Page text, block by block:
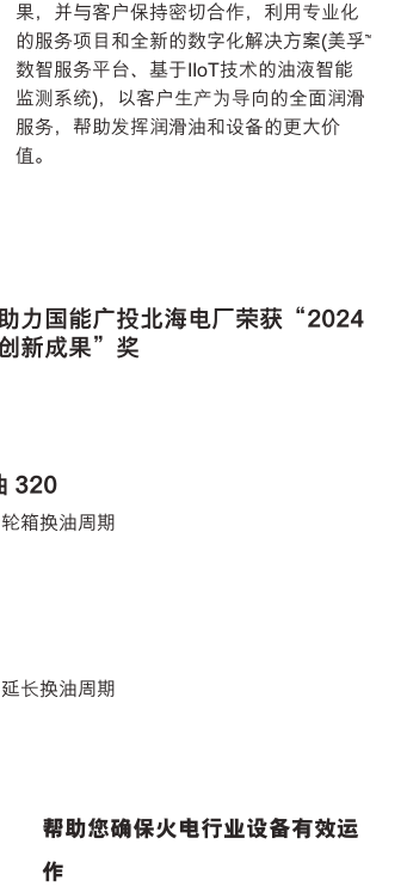
果，并与客户保持密切合作，利用专业化
的服务项目和全新的数字化解决方案(美孚™
数智服务平台、基于IIoT技术的油液智能
监测系统)，以客户生产为导向的全面润滑
服务，帮助发挥润滑油和设备的更大价
值。
力国能广投北海电厂荣获“2024
新成果”奖
320
箱换油周期
长换油周期
帮助您确保火电行业设备有效运
作